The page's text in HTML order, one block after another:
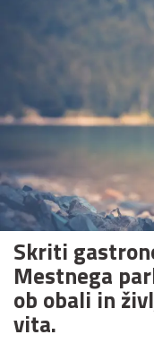
Skriti
Mestnega
ob obali in
vita.